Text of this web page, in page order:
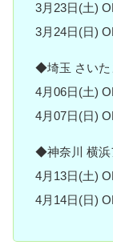
3月23日(土)
3月24日(日)
◆埼玉 さいた
4月06日(土)
4月07日(日)
◆神奈川 横浜
4月13日(土)
4月14日(日)